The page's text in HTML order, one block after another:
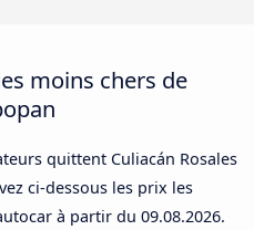
moins chers de
quittent Culiacán Rosales
ci-dessous les prix les
à partir du 09.08.2026.